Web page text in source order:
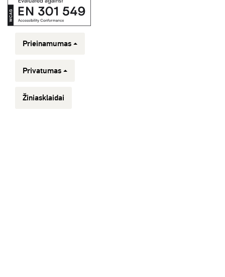
Prieinamumas
Privatumas
Žiniasklaidai